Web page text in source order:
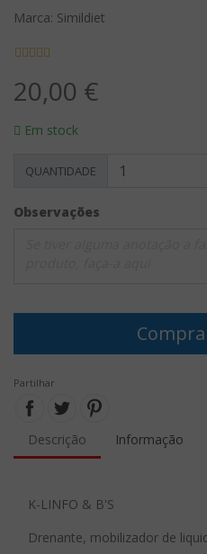
Marca: Simildiet
20,00 €
Em stock
QUANTIDADE
Observações
Partilhar
Descrição Informação
K-LINFO & B'S
Drenante, mobilizador de